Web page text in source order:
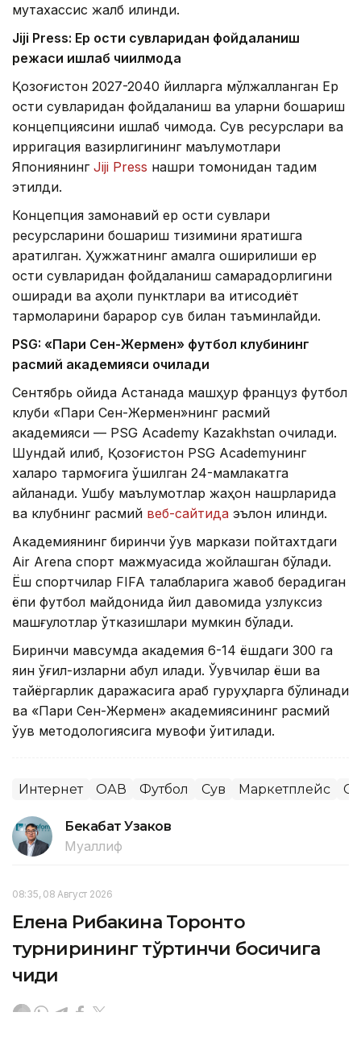
мутахассис жалб қилинди.
Jiji Press: Ер ости сувларидан фойдаланиш
режаси ишлаб чиқилмоқда
Қозоғистон 2027-2040 йилларга мўлжалланган Ер
ости сувларидан фойдаланиш ва уларни бошқариш
концепциясини ишлаб чиқмоқда. Сув ресурслари ва
ирригация вазирлигининг маълумотлари
Япониянинг Jiji Press нашри томонидан тақдим
этилди.
Концепция замонавий ер ости сувлари
ресурсларини бошқариш тизимини яратишга
қаратилган. Ҳужжатнинг амалга оширилиши ер
ости сувларидан фойдаланиш самарадорлигини
оширади ва аҳоли пунктлари ва иқтисодиёт
тармоқларини барқарор сув билан таъминлайди.
PSG: «Пари Сен-Жермен» футбол клубининг
расмий академияси очилади
Сентябрь ойида Астанада машҳур француз футбол
клуби «Пари Сен-Жермен»нинг расмий
академияси — PSG Academy Kazakhstan очилади.
Шундай қилиб, Қозоғистон PSG Academyнинг
халқаро тармоғига қўшилган 24-мамлакатга
айланади. Ушбу маълумотлар жаҳон нашрларида
ва клубнинг расмий веб-сайтида эълон қилинди.
Академиянинг биринчи ўқув маркази пойтахтдаги
Air Arena спорт мажмуасида жойлашган бўлади.
Ёш спортчилар FIFA талабларига жавоб берадиган
ёпиқ футбол майдонида йил давомида узлуксиз
машғулотлар ўтказишлари мумкин бўлади.
Биринчи мавсумда академия 6-14 ёшдаги 300 га
яқин ўғил-қизларни қабул қилади. Ўқувчилар ёши ва
тайёргарлик даражасига қараб гуруҳларга бўлинади
ва «Пари Сен-Жермен» академиясининг расмий
ўқув методологиясига мувофиқ ўқитилади.
Интернет ОАВ Футбол Сув Маркетплейс
Бекабат Узаков
Муаллиф
08:35, 08 Август 2026
Елена Рибакина Торонто
турнирининг тўртинчи босқичига
чиқди